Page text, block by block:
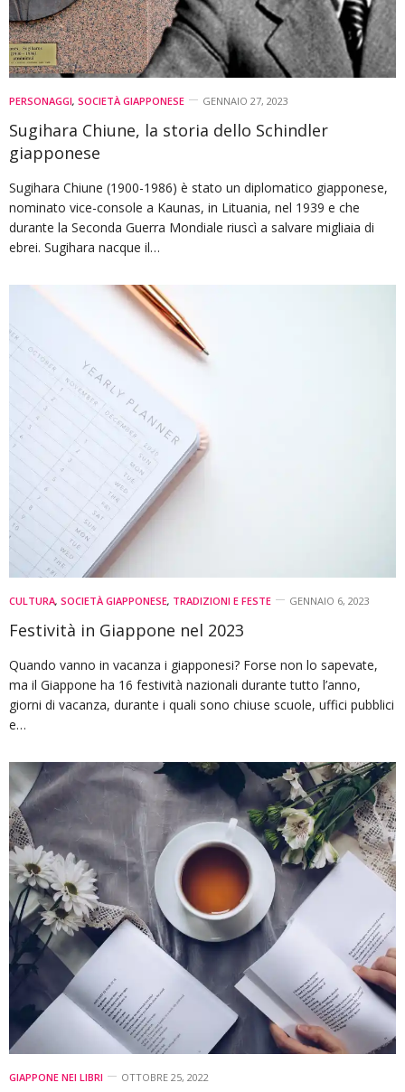
PERSONAGGI, SOCIETÀ GIAPPONESE GENNAIO 27, 2023
Sugihara Chiune, la storia dello Schindler
giapponese
Sugihara Chiune (1900-1986) è stato un diplomatico giapponese,
nominato vice-console a Kaunas, in Lituania, nel 1939 e che
durante la Seconda Guerra Mondiale riuscì a salvare migliaia di
ebrei. Sugihara nacque il…
CULTURA, SOCIETÀ GIAPPONESE, TRADIZIONI E FESTE GENNAIO 6, 2023
Festività in Giappone nel 2023
Quando vanno in vacanza i giapponesi? Forse non lo sapevate,
ma il Giappone ha 16 festività nazionali durante tutto l’anno,
giorni di vacanza, durante i quali sono chiuse scuole, uffici pubblici
e…
GIAPPONE NEI LIBRI OTTOBRE 25, 2022